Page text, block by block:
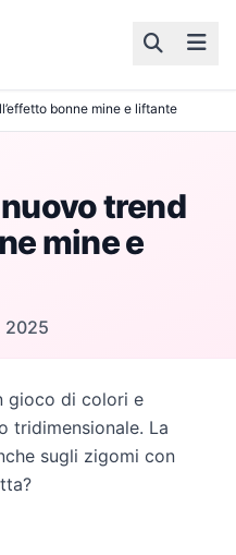
bonne mine e liftante
trend
mine e
2025
gioco di colori e
tridimensionale. La
sugli zigomi con